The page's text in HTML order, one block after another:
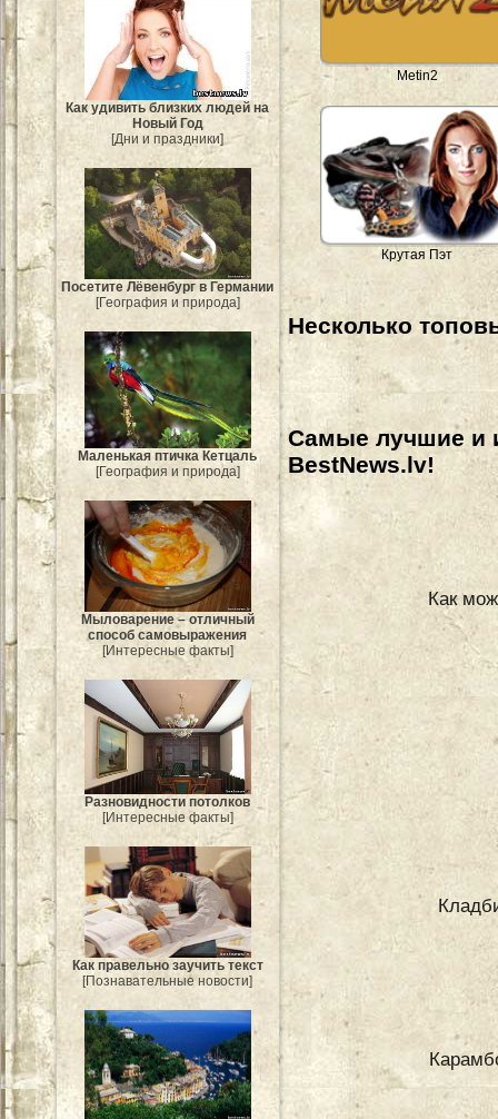
Как удивить близких людей на
Новый Год
[Дни и праздники]
Посетите Лёвенбург в Германии
[География и природа]
Маленькая птичка Кетцаль
[География и природа]
Мыловарение – отличный
способ самовыражения
[Интересные факты]
Разновидности потолков
[Интересные факты]
Как правельно заучить текст
[Познавательные новости]
Metin2
Крутая Пэт
Несколько
Самые лучшие и
BestNews.lv!
Как